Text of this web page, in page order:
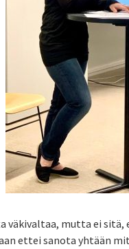
väkivaltaa, mutta ei
ettei sanota yhtään